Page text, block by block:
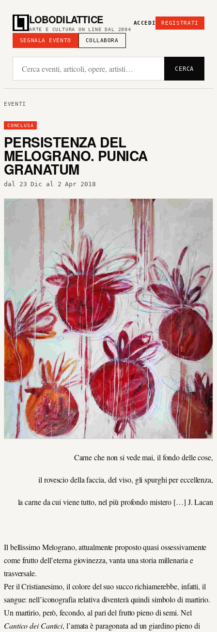
LOBODILATTICE
ARTE E CULTURA ON LINE DAL 2004
SEGNALA EVENTO COLLABORA
ACCEDI REGISTRATI
CERCA
EVENTI
CONCLUSA
PERSISTENZA DEL
MELOGRANO. PUNICA
GRANATUM
dal 23 Dic al 2 Apr 2018
Carne che non si vede mai, il fondo delle cose,
il rovescio della faccia, del viso, gli spurghi per eccellenza,
la carne da cui viene tutto, nel più profondo mistero […] J. Lacan
Il bellissimo Melograno, attualmente proposto quasi ossessivamente
come frutto dell’eterna giovinezza, vanta una storia millenaria e
trasversale.
Per il Cristianesimo, il colore del suo succo richiamerebbe, infatti, il
sangue: nell’iconografia relativa diventerà quindi simbolo di martirio.
Un martirio, però, fecondo, al pari del frutto pieno di semi. Nel
Cantico dei Cantici, l’amata è paragonata ad un giardino pieno di